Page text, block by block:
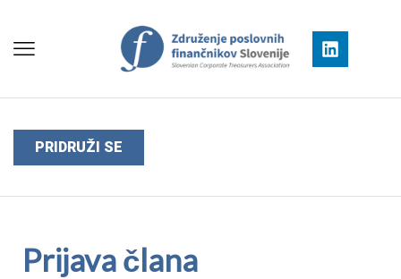
PRIDRUŽI SE
Prijava člana